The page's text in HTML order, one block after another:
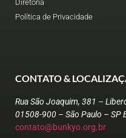
Diretoria
Política de Privacidade
CONTATO &
Rua São Joaquim, 381 –
01508-900 – São Paulo – SP
contato@bunkyo.org.br